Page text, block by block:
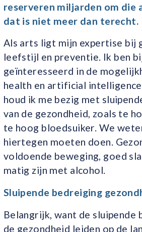
reserveren miljarden om die
dat is niet meer dan terecht.
Als arts ligt mijn expertise bij
leefstijl en preventie. Ik ben
geïnteresseerd in de
health en artificial
houd ik me bezig met
van de gezondheid, zoals te
te hoog bloedsuiker. We
hiertegen moeten doen.
voldoende beweging, goed
matig zijn met alcohol.
Sluipende bedreiging
Belangrijk, want de sluipende
de gezondheid leiden op de